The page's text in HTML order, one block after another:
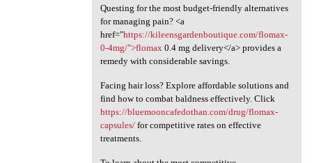
Questing for the most budget-friendly alternatives
for managing pain? <a
href="https://kileensgardenboutique.com/flomax-
0-4mg/">flomax0.4 mg delivery</a> provides a
remedy with considerable savings.
Facing hair loss? Explore affordable solutions and
find how to combat baldness effectively. Click
https://bluemooncafedothan.com/drug/flomax-
capsules/for competitive rates on effective
treatments.